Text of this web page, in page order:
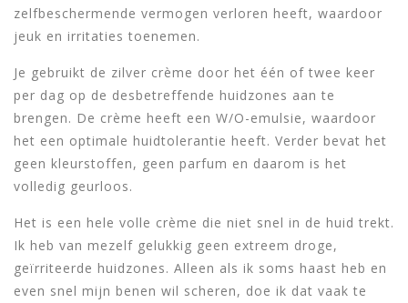
zelfbeschermende vermogen verloren heeft, waardoor
jeuk en irritaties toenemen.
Je gebruikt de zilver crème door het één of twee keer
per dag op de desbetreffende huidzones aan te
brengen. De crème heeft een W/O-emulsie, waardoor
het een optimale huidtolerantie heeft. Verder bevat het
geen kleurstoffen, geen parfum en daarom is het
volledig geurloos.
Het is een hele volle crème die niet snel in de huid trekt.
Ik heb van mezelf gelukkig geen extreem droge,
geïrriteerde huidzones. Alleen als ik soms haast heb en
even snel mijn benen wil scheren, doe ik dat vaak te